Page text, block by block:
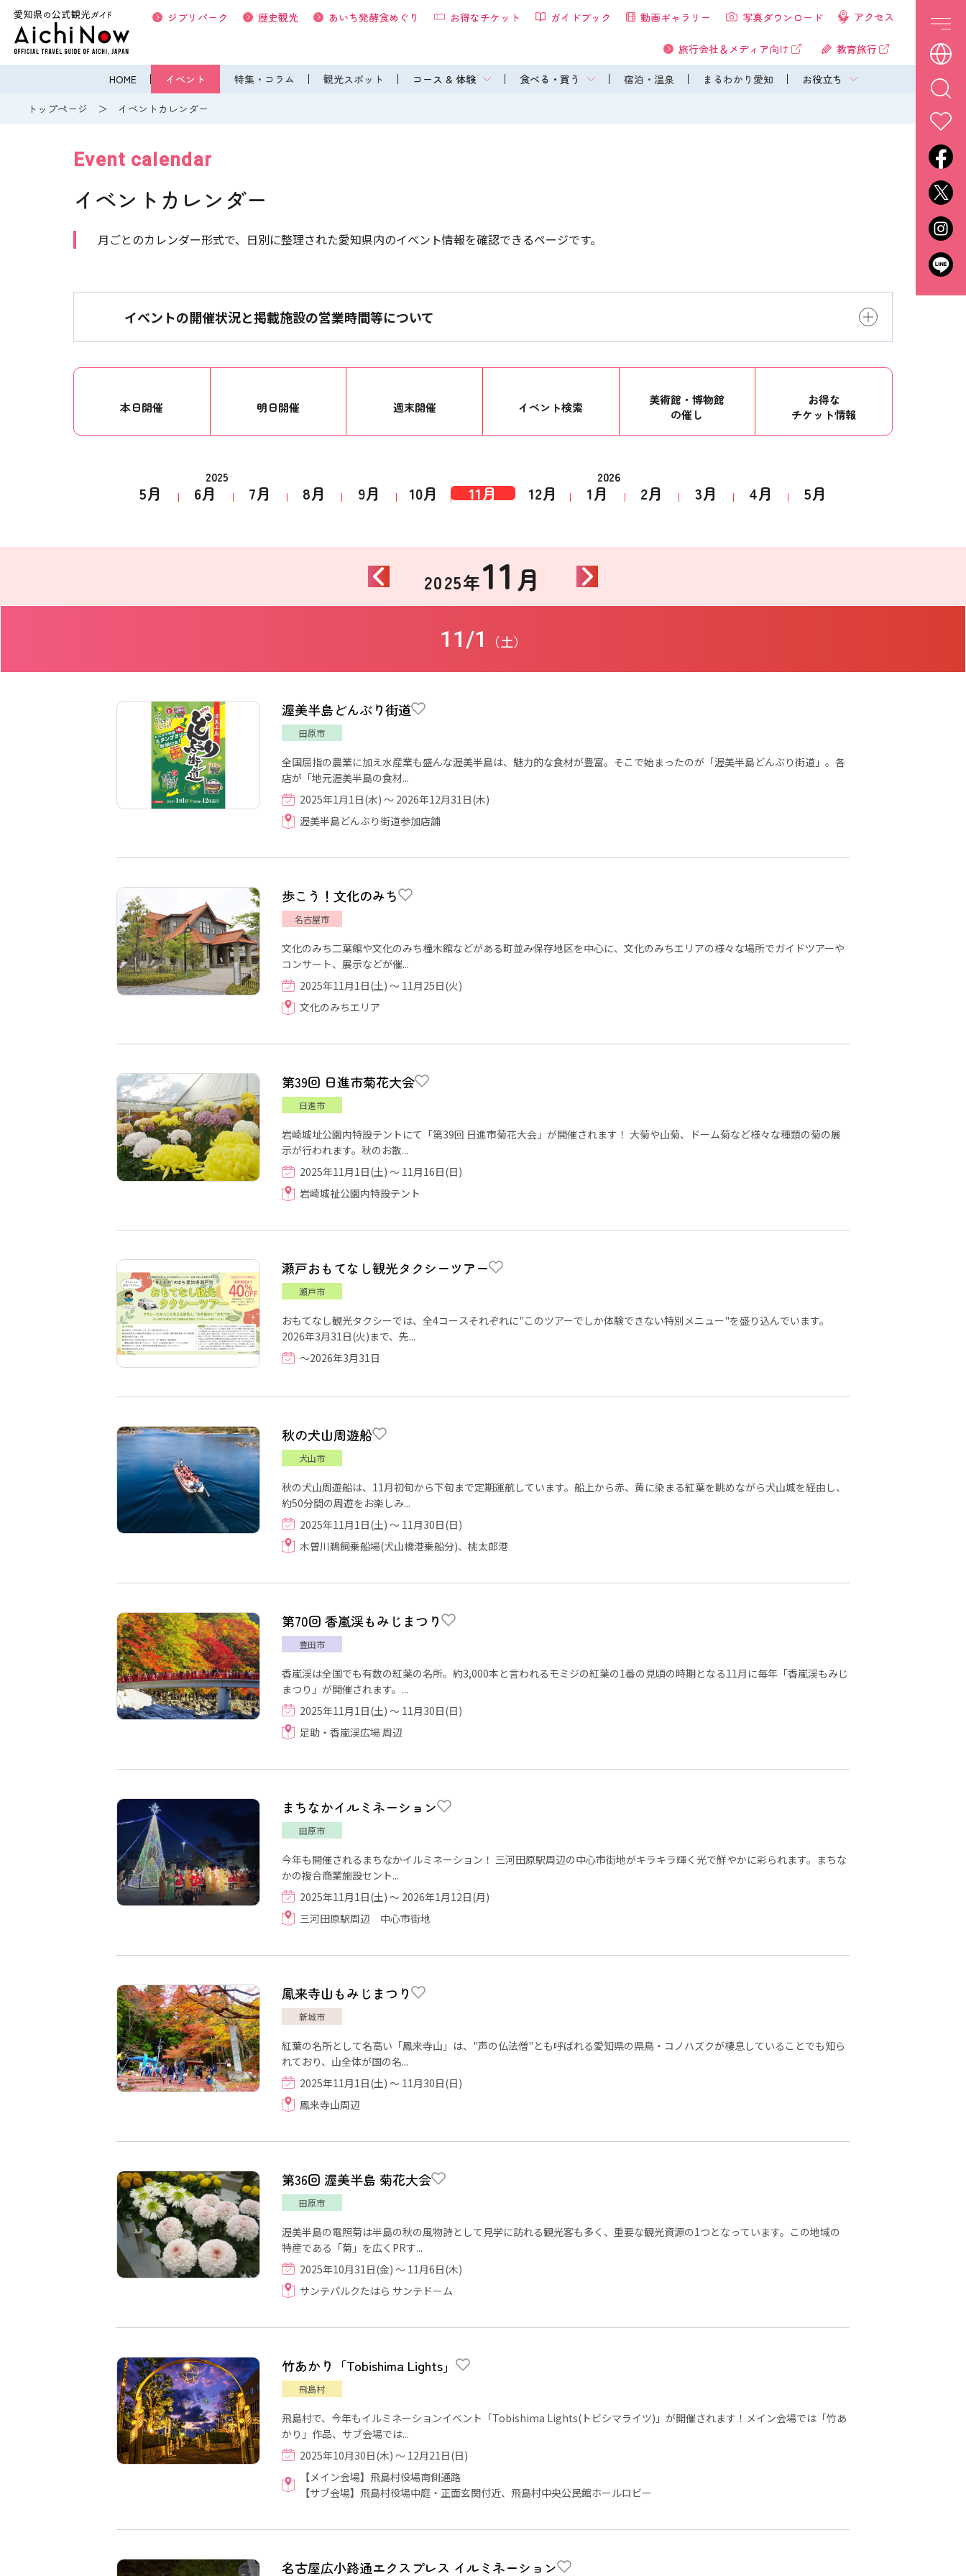
HOME イベント 特集・コラム 観光スポット コース & 体験 食べる・買う 宿泊・温泉 まるわかり愛知 お役立ち
ジブリパーク 歴史観光 あいち発酵食めぐり お得なチケット ガイドブック 動画ギャラリー 写真ダウンロード アクセス
旅行会社＆メディア向け 教育旅行
トップページ イベントカレンダー
Event calendar
イベントカレンダー
月ごとのカレンダー形式で、日別に整理された愛知県内のイベント情報を確認できるページです。
イベントの開催状況と掲載施設の営業時間等について
本日開催 明日開催 週末開催 イベント検索
美術館・博物館
の催し
お得な
チケット情報
5月
2025
6月 7月 8月 9月 10月 11月 12月
2026
1月 2月 3月 4月 5月
2025年11 月
11/1 （土）
渥美半島どんぶり街道
田原市
全国屈指の農業に加え水産業も盛んな渥美半島は、魅力的な食材が豊富。そこで始まったのが「渥美半島どんぶり街道」。各
店が「地元渥美半島の食材...
2025年1月1日(水) ～ 2026年12月31日(木)
渥美半島どんぶり街道参加店舗
歩こう！文化のみち
名古屋市
文化のみち二葉館や文化のみち橦木館などがある町並み保存地区を中心に、文化のみちエリアの様々な場所でガイドツアーや
コンサート、展示などが催...
2025年11月1日(土) ～ 11月25日(火)
文化のみちエリア
第39回 日進市菊花大会
日進市
岩崎城址公園内特設テントにて「第39回 日進市菊花大会」が開催されます！ 大菊や山菊、ドーム菊など様々な種類の菊の展
示が行われます。秋のお散...
2025年11月1日(土) ～ 11月16日(日)
岩崎城祉公園内特設テント
瀬戸おもてなし観光タクシーツアー
瀬戸市
おもてなし観光タクシーでは、全4コースそれぞれに"このツアーでしか体験できない特別メニュー"を盛り込んでいます。
2026年3月31日(火)まで、先...
～2026年3月31日
秋の犬山周遊船
犬山市
秋の犬山周遊船は、11月初旬から下旬まで定期運航しています。船上から赤、黄に染まる紅葉を眺めながら犬山城を経由し、
約50分間の周遊をお楽しみ...
2025年11月1日(土) ～ 11月30日(日)
木曽川鵜飼乗船場(犬山橋港乗船分)、桃太郎港
第70回 香嵐渓もみじまつり
豊田市
香嵐渓は全国でも有数の紅葉の名所。約3,000本と言われるモミジの紅葉の1番の見頃の時期となる11月に毎年「香嵐渓もみじ
まつり」が開催されます。...
2025年11月1日(土) ～ 11月30日(日)
足助・香嵐渓広場 周辺
まちなかイルミネーション
田原市
今年も開催されるまちなかイルミネーション！ 三河田原駅周辺の中心市街地がキラキラ輝く光で鮮やかに彩られます。まちな
かの複合商業施設セント...
2025年11月1日(土) ～ 2026年1月12日(月)
三河田原駅周辺 中心市街地
鳳来寺山もみじまつり
新城市
紅葉の名所として名高い「鳳来寺山」は、"声の仏法僧"とも呼ばれる愛知県の県鳥・コノハズクが棲息していることでも知ら
れており、山全体が国の名...
2025年11月1日(土) ～ 11月30日(日)
鳳来寺山周辺
第36回 渥美半島 菊花大会
田原市
渥美半島の電照菊は半島の秋の風物詩として見学に訪れる観光客も多く、重要な観光資源の1つとなっています。この地域の
特産である「菊」を広くPRす...
2025年10月31日(金) ～ 11月6日(木)
サンテパルクたはら サンテドーム
竹あかり「Tobishima Lights」
飛島村
飛島村で、今年もイルミネーションイベント「Tobishima Lights(トビシマライツ)」が開催されます！メイン会場では「竹あ
かり」作品、サブ会場では...
2025年10月30日(木) ～ 12月21日(日)
【メイン会場】飛島村役場南側通路
【サブ会場】飛島村役場中庭・正面玄関付近、飛島村中央公民館ホールロビー
名古屋広小路通エクスプレス イルミネーション